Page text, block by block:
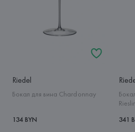
Riedel
Бокал для вина Chardonnay
134 BYN
341